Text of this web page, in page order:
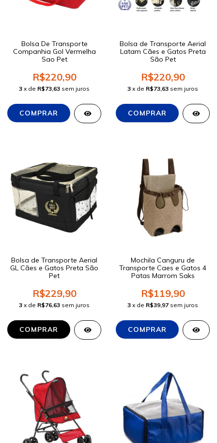
Bolsa De Transporte
Companhia Gol Vermelha
Sao Pet
R$220,90
3 x de R$73,63 sem juros
Bolsa de Transporte Aerial
Latam Cães e Gatos Preta
São Pet
R$220,90
3 x de R$73,63 sem juros
Bolsa de Transporte Aerial
GL Cães e Gatos Preta São
Pet
R$229,90
3 x de R$76,63 sem juros
COMPRAR
Mochila Canguru de
Transporte Caes e Gatos 4
Patas Marrom Saks
R$119,90
3 x de R$39,97 sem juros